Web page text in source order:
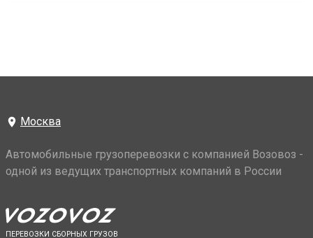
Москва
Автомобильные грузоперевозки с компанией Возовоз -
одной из ведущих транспортных компаний в России
ПЕРЕВОЗКИ СБОРНЫХ ГРУЗОВ